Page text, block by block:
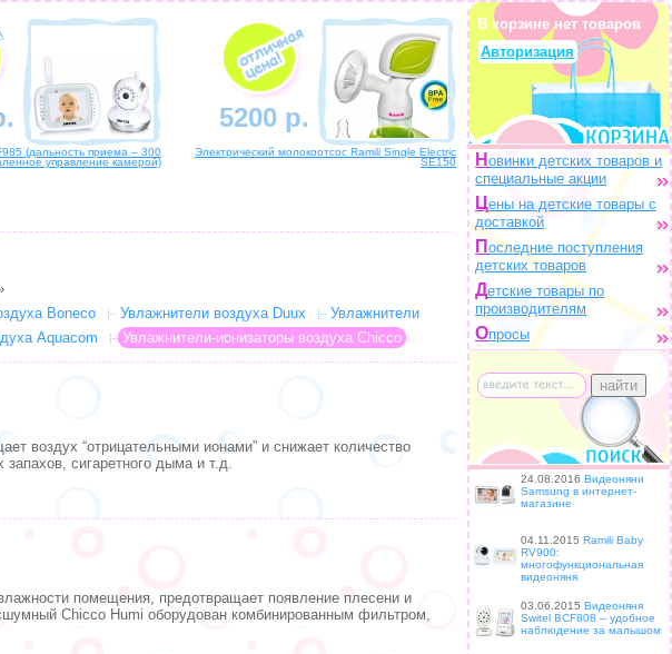
(дальность приема – 300
управление камерой)
5200 р.
Электрический молокоотсос Ramili Single Electric
SE150
В корзине нет товаров
Авторизация
Н овинки детских товаров и
специальные акции
Цены на детские товары с
доставкой
П оследние поступления
детских товаров
Детские товары по
производителям
Опросы
24.08.2016 Видеоняни
Samsung в интернет-
магазине
04.11.2015 Ramili Baby
RV900:
многофункциональная
видеоняня
03.06.2015 Видеоняня
Switel BCF808 – удобное
наблюдение за малышом
Boneco Увлажнители воздуха Duux
Увлажнители
Aquacom Увлажнители-ионизаторы воздуха Chicco
воздух “отрицательными ионами” и снижает количество
сигаретного дыма и т.д.
помещения, предотвращает появление плесени и
Chicco Humi оборудован комбинированным фильтром,